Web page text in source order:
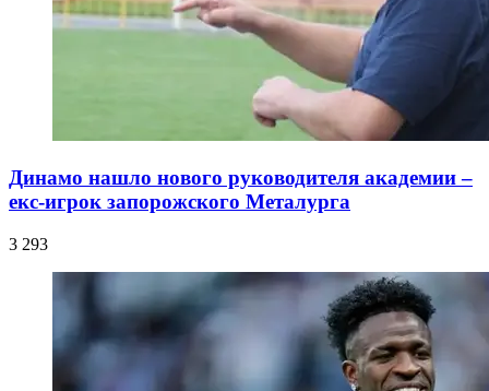
Динамо нашло нового руководителя академии –
екс-игрок запорожского Металурга
3 293